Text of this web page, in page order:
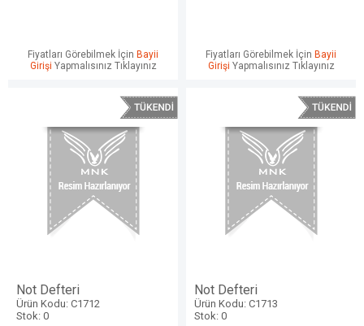
Fiyatları Görebilmek İçin Bayii
Girişi Yapmalısınız Tıklayınız
Fiyatları Görebilmek İçin Bayii
Girişi Yapmalısınız Tıklayınız
Not Defteri
Ürün Kodu: C1712
Stok: 0
Not Defteri
Ürün Kodu: C1713
Stok: 0